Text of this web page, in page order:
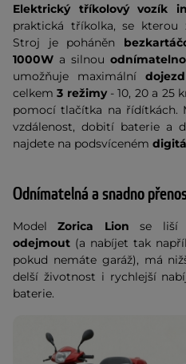
Elektrický tříkolový vozík
praktická tříkolka, se
Stroj je poháněn
1000W a silnou
umožňuje maximální dojezd
celkem3 režimy - 10, 20 a 25
pomocí tlačítka na řídítkách.
vzdálenost, dobití baterie a
najdete na podsvíceném
Odnímatelná a snadno
ModelZorica Lionse liší
odejmout (a nabíjet tak
pokud nemáte garáž), má
delší životnost i rychlejší
baterie.